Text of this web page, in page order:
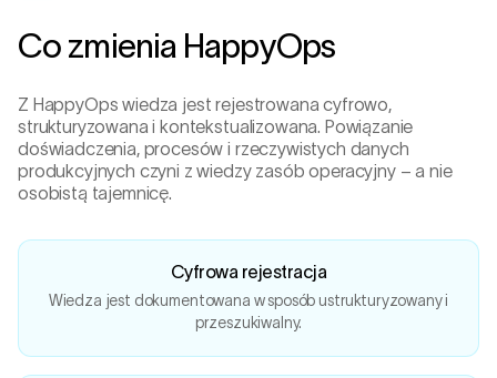
Co zmienia HappyOps
Z HappyOps wiedza jest rejestrowana cyfrowo,
strukturyzowana i kontekstualizowana. Powiązanie
doświadczenia, procesów i rzeczywistych danych
produkcyjnych czyni z wiedzy zasób operacyjny – a nie
osobistą tajemnicę.
Cyfrowa rejestracja
Wiedza jest dokumentowana w sposób ustrukturyzowany i
przeszukiwalny.